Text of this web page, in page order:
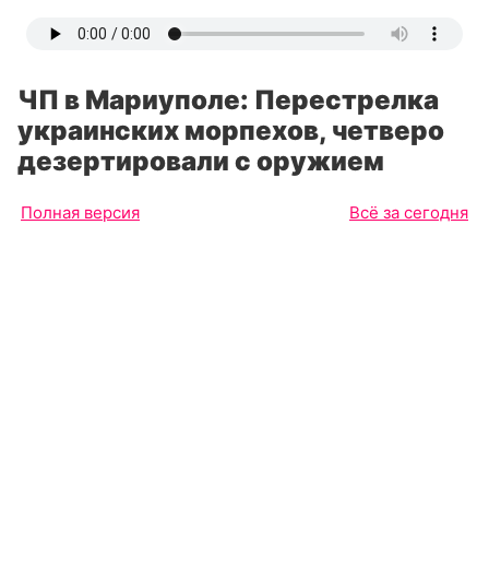
ЧП в Мариуполе: Перестрелка
украинских морпехов, четверо
дезертировали с оружием
Полная версия Всё за сегодня